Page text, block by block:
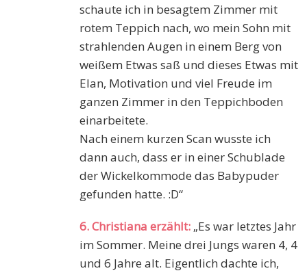
schaute ich in besagtem Zimmer mit
rotem Teppich nach, wo mein Sohn mit
strahlenden Augen in einem Berg von
weißem Etwas saß und dieses Etwas mit
Elan, Motivation und viel Freude im
ganzen Zimmer in den Teppichboden
einarbeitete.
Nach einem kurzen Scan wusste ich
dann auch, dass er in einer Schublade
der Wickelkommode das Babypuder
gefunden hatte. :D“
6. Christiana erzählt: „Es war letztes Jahr
im Sommer. Meine drei Jungs waren 4, 4
und 6 Jahre alt. Eigentlich dachte ich,